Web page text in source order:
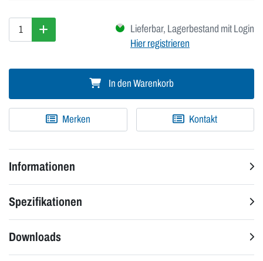
Lieferbar, Lagerbestand mit Login
Hier registrieren
In den Warenkorb
Merken Kontakt
Informationen
Spezifikationen
Downloads